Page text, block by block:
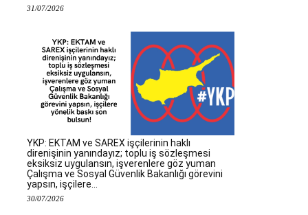
31/07/2026
YKP: EKTAM ve SAREX işçilerinin haklı
direnişinin yanındayız; toplu iş sözleşmesi
eksiksiz uygulansın, işverenlere göz yuman
Çalışma ve Sosyal Güvenlik Bakanlığı görevini
yapsın, işçilere...
30/07/2026